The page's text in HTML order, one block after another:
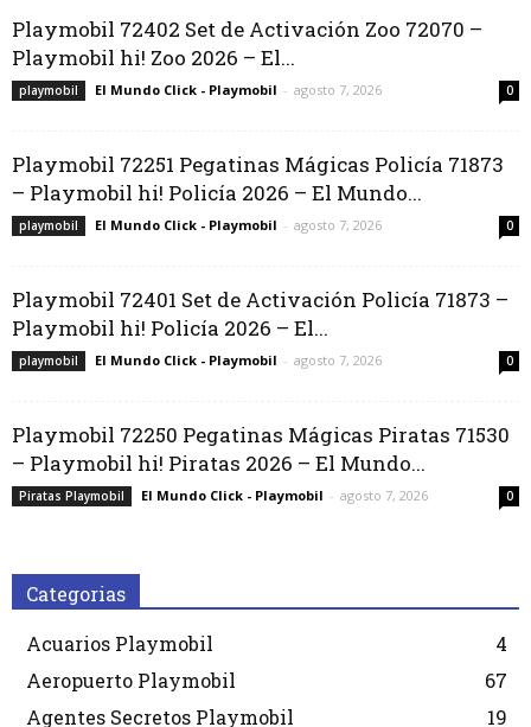
Playmobil 72402 Set de Activación Zoo 72070 –
Playmobil hi! Zoo 2026 – El...
playmobil El Mundo Click - Playmobil - agosto 7, 2026 0
Playmobil 72251 Pegatinas Mágicas Policía 71873
– Playmobil hi! Policía 2026 – El Mundo...
playmobil El Mundo Click - Playmobil - agosto 7, 2026 0
Playmobil 72401 Set de Activación Policía 71873 –
Playmobil hi! Policía 2026 – El...
playmobil El Mundo Click - Playmobil - agosto 7, 2026 0
Playmobil 72250 Pegatinas Mágicas Piratas 71530
– Playmobil hi! Piratas 2026 – El Mundo...
Piratas Playmobil El Mundo Click - Playmobil - agosto 7, 2026 0
Categorias
Acuarios Playmobil
4
Aeropuerto Playmobil
67
Agentes Secretos Playmobil
19